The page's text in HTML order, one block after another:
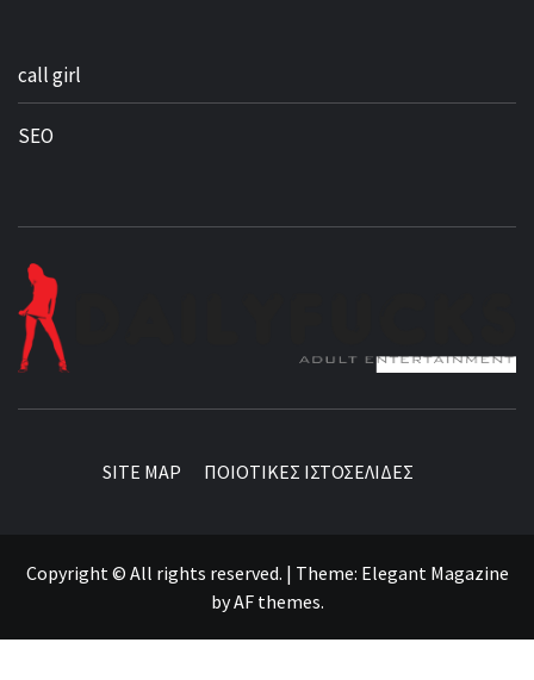
call girl
SEO
SITE MAP ΠΟΙΟΤΙΚΕΣ ΙΣΤΟΣΕΛΙΔΕΣ
Copyright © All rights reserved. | Theme: Elegant Magazine
byAF themes.